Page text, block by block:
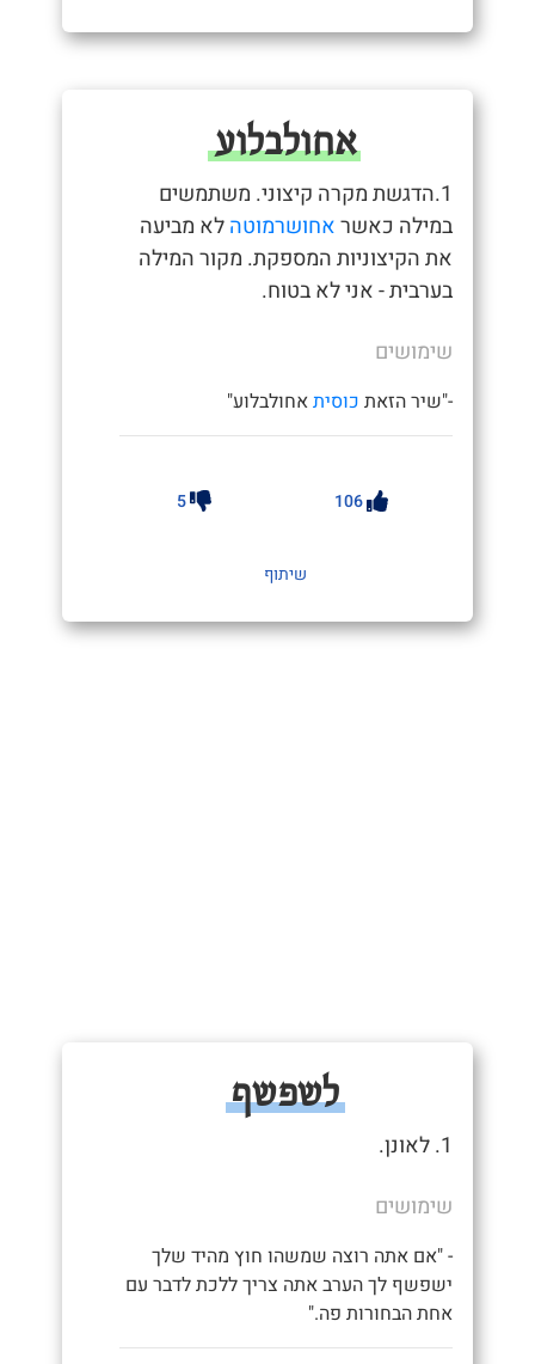
אחולבלוע
1.הדגשת מקרה קיצוני. משתמשים
במילה כאשראחושרמוטהלא מביעה
את הקיצוניות המספקת. מקור המילה
בערבית - אני לא בטוח.
שימושים
-"שיר הזאת כוסיתאחולבלוע"
106
5
שיתוף
לשפשף
1. לאונן.
שימושים
- "אם אתה רוצה שמשהו חוץ מהיד שלך
ישפשף לך הערב אתה צריך ללכת לדבר עם
אחת הבחורות פה."